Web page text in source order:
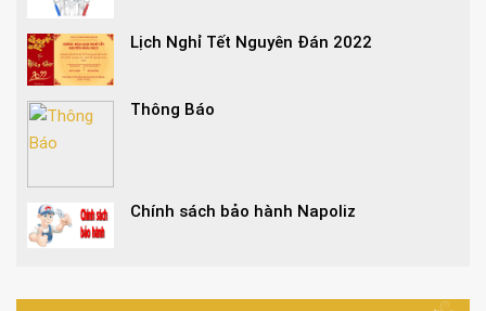
Lịch Nghỉ Tết Nguyên Đán 2022
Thông Báo
Chính sách bảo hành Napoliz